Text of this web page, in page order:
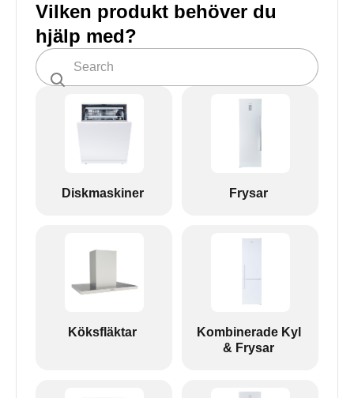
Vilken produkt behöver du
hjälp med?
Diskmaskiner Frysar
Köksfläktar
Kombinerade Kyl
& Frysar